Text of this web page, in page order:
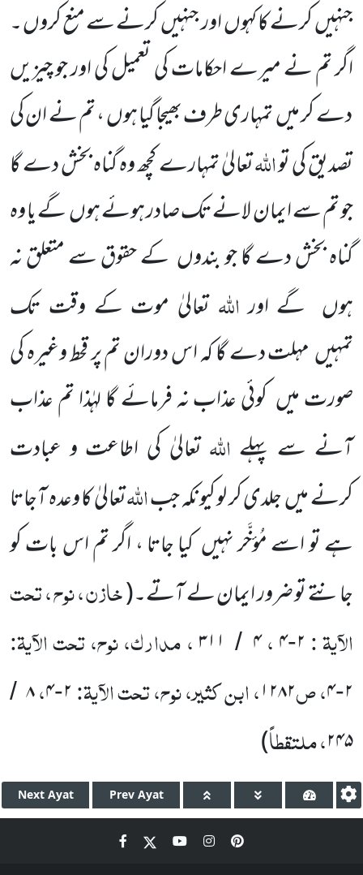
جنہیںکرنے کا کہوںاور جنہیںکرنے سے منع کروں ۔
اگر تم نے میرے احکامات کی تعمیل کی اور جو چیزیں
دے کر میںتمہاری طرف بھیجا گیا ہوں ، تم نے ان کی
تصدیق کی تواللّٰہتعالیٰ تمہارے کچھ وہ گناہ بخش دے گا
جو تم سے ایمان لانے تک صادر ہوئے ہوںگے یا وہ
گناہ بخشدے گا جو بندوں کے حقوق سے متعلق نہ
ہوں گے اوراللّٰہ تعالیٰ موت کے وقت تک
تمہیںمہلت دے گا کہ اس دوران تم پر قحط وغیرہ کی
صورت میں کوئی عذاب نہ فرمائے گا لہٰذا تم عذاب
آنے سے پہلے اللّٰہتعالیٰ کی اطاعت و عبادت
کرنےمیںجلدی کر لو کیونکہ جباللّٰہتعالیٰ کا وعدہ آجاتا
ہے تو اسے مُؤخَّر نہیںکیا جاتا ، اگر تم اس بات کو
جانتےتو ضرور ایمانلے آتے۔(خازن ، نوح ، تحت
الآیۃ :۲-۴،۴ / ۳۱۱، مدارک، نوح، تحت الآیۃ:
۲-۴، ص۱۲۸۲، ابن کثیر، نوح، تحت الآیۃ:۲-۴،۸/
۲۴۵، ملتقطاً)
Next Ayat Prev Ayat